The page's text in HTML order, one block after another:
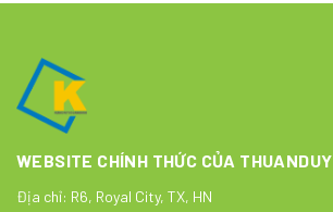
WEBSITE CHÍNH THỨC CỦA THUANDUY
Địa chỉ: R6, Royal City, TX, HN